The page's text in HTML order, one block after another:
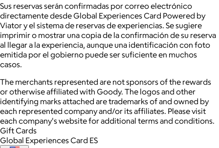
Sus reservas serán confirmadas por correo electrónico
directamente desde Global Experiences Card Powered by
Viator y el sistema de reservas de experiencias. Se sugiere
imprimir o mostrar una copia de la confirmación de su reserva
al llegar a la experiencia, aunque una identificación con foto
emitida por el gobierno puede ser suficiente en muchos
casos.
The merchants represented are not sponsors of the rewards
or otherwise affiliated with Goody. The logos and other
identifying marks attached are trademarks of and owned by
each represented company and/or its affiliates. Please visit
each company's website for additional terms and conditions.
Gift Cards
Global Experiences Card ES